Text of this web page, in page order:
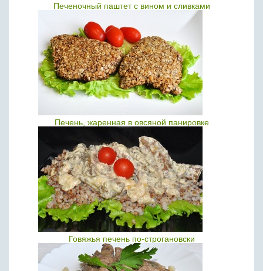
Печеночный паштет с вином и сливками
Печень, жаренная в овсяной панировке
Говяжья печень по-строгановски